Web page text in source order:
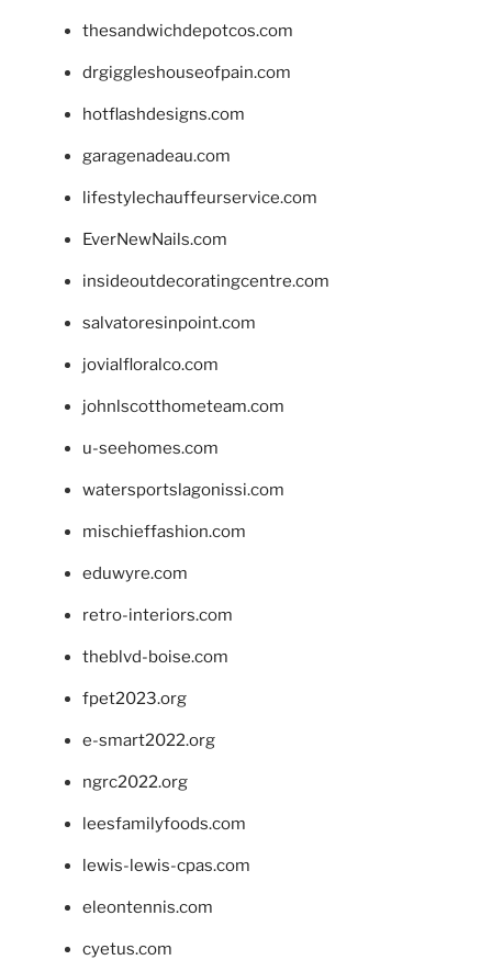
thesandwichdepotcos.com
drgiggleshouseofpain.com
hotflashdesigns.com
garagenadeau.com
lifestylechauffeurservice.com
EverNewNails.com
insideoutdecoratingcentre.com
salvatoresinpoint.com
jovialfloralco.com
johnlscotthometeam.com
u-seehomes.com
watersportslagonissi.com
mischieffashion.com
eduwyre.com
retro-interiors.com
theblvd-boise.com
fpet2023.org
e-smart2022.org
ngrc2022.org
leesfamilyfoods.com
lewis-lewis-cpas.com
eleontennis.com
cyetus.com